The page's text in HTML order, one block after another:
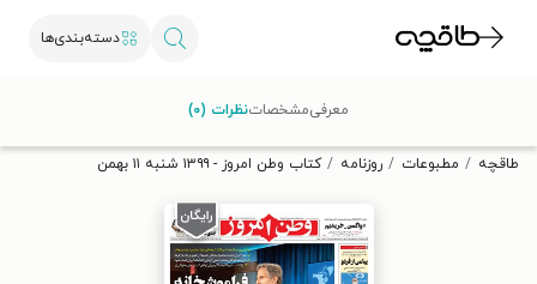
دسته‌بندی‌ها
تخفیف از طاقچه دریافت کن.
طاقچه مطبوعات روزنامه کتاب وطن امروز - ۱۳۹۹ شنبه ۱۱ بهمن
معرفیمشخصاتنظرات (۰)